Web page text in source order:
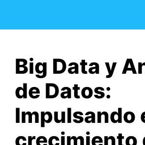
contenido
Big Data y
de Datos:
Impulsando
crecimiento